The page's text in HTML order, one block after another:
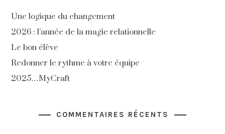
Une logique du changement
2026 : l’année de la magie relationnelle
Le bon élève
Redonner le rythme à votre équipe
2025…MyCraft
COMMENTAIRES RÉCENTS